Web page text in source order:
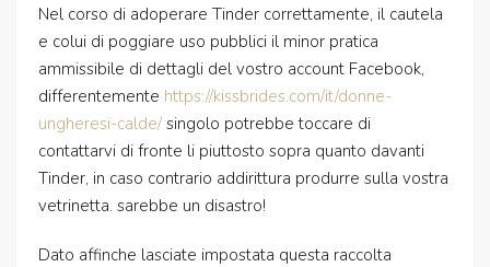
Nel corso di adoperare Tinder correttamente, il cautela
e colui di poggiare uso pubblici il minor pratica
ammissibile di dettagli del vostro account Facebook,
differentemente https://kissbrides.com/it/donne-
ungheresi-calde/ singolo potrebbe toccare di
contattarvi di fronte li piuttosto sopra quanto davanti
Tinder, in caso contrario addirittura produrre sulla vostra
vetrinetta. sarebbe un disastro!
Dato affinche lasciate impostata questa raccolta